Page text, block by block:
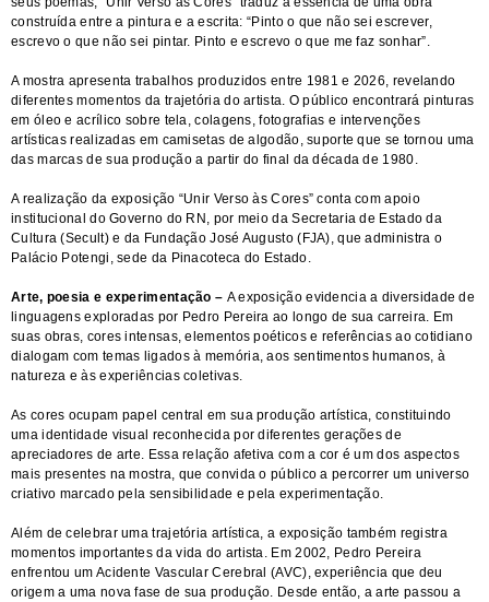
construída entre a pintura e a escrita: “Pinto o que não sei escrever,
escrevo o que não sei pintar. Pinto e escrevo o que me faz sonhar”.
A mostra apresenta trabalhos produzidos entre 1981 e 2026, revelando
diferentes momentos da trajetória do artista. O público encontrará pinturas
em óleo e acrílico sobre tela, colagens, fotografias e intervenções
artísticas realizadas em camisetas de algodão, suporte que se tornou uma
das marcas de sua produção a partir do final da década de 1980.
A realização da exposição “Unir Verso às Cores” conta com apoio
institucional do Governo do RN, por meio da Secretaria de Estado da
Cultura (Secult) e da Fundação José Augusto (FJA), que administra o
Palácio Potengi, sede da Pinacoteca do Estado.
Arte, poesia e experimentação – A exposição evidencia a diversidade de
linguagens exploradas por Pedro Pereira ao longo de sua carreira. Em
suas obras, cores intensas, elementos poéticos e referências ao cotidiano
dialogam com temas ligados à memória, aos sentimentos humanos, à
natureza e às experiências coletivas.
As cores ocupam papel central em sua produção artística, constituindo
uma identidade visual reconhecida por diferentes gerações de
apreciadores de arte. Essa relação afetiva com a cor é um dos aspectos
mais presentes na mostra, que convida o público a percorrer um universo
criativo marcado pela sensibilidade e pela experimentação.
Além de celebrar uma trajetória artística, a exposição também registra
momentos importantes da vida do artista. Em 2002, Pedro Pereira
enfrentou um Acidente Vascular Cerebral (AVC), experiência que deu
origem a uma nova fase de sua produção. Desde então, a arte passou a